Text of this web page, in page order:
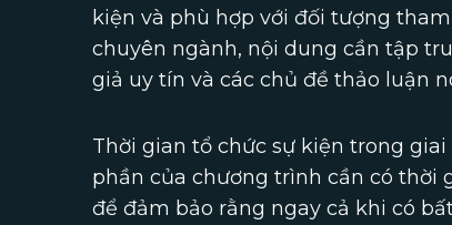
kiện và phù hợp với đối tượng
chuyên ngành, nội dung cần tập
giả uy tín và các chủ đề thảo luận
Thời gian tổ chức sự kiện trong
phần của chương trình cần có
để đảm bảo rằng ngay cả khi có